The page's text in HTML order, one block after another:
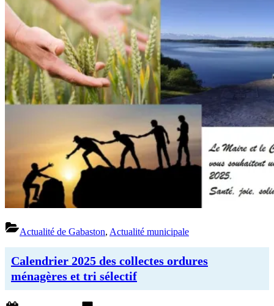
2025”
Actualité de Gabaston, Actualité municipale
Calendrier 2025 des collectes ordures
ménagères et tri sélectif